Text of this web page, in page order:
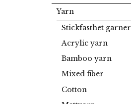
Yarn
Stickfasthet garner
Acrylic yarn
Bamboo yarn
Mixed fiber
Cotton